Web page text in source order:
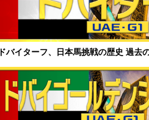
ドバイターフ、日本馬挑戦の歴史 過去